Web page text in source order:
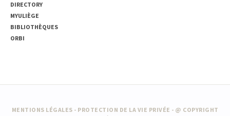
DIRECTORY
MYULIÈGE
BIBLIOTHÈQUES
ORBI
MENTIONS LÉGALES - PROTECTION DE LA VIE PRIVÉE - @ COPYRIGHT